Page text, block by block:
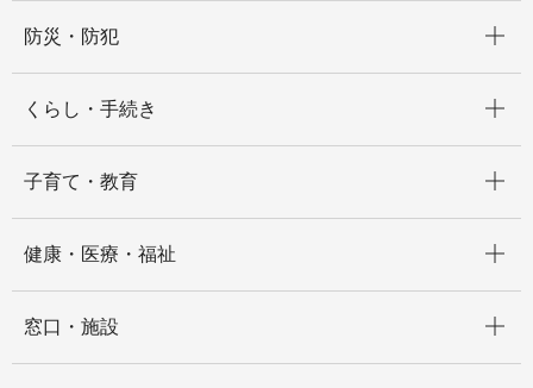
防災・防犯
くらし・手続き
子育て・教育
健康・医療・福祉
窓口・施設